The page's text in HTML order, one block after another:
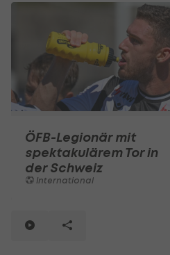
ÖFB-Legionär mit
spektakulärem Tor in
der Schweiz
International